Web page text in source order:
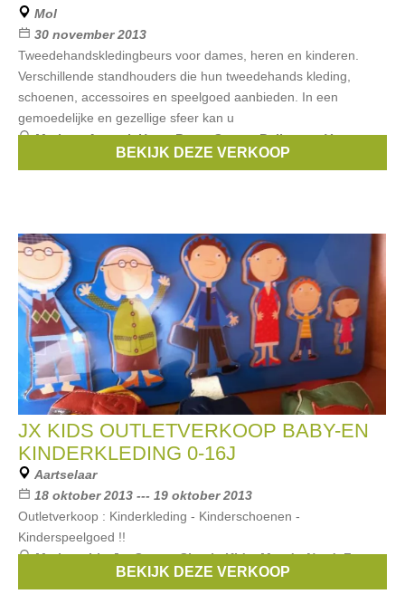
Mol
30 november 2013
Tweedehandskledingbeurs voor dames, heren en kinderen.
Verschillende standhouders die hun tweedehands kleding,
schoenen, accessoires en speelgoed aanbieden. In een
gemoedelijke en gezellige sfeer kan u
Merken:Armani,Hugo Boss,Scapa,Bellerose,Van
BEKIJK DEZE VERKOOP
JX KIDS OUTLETVERKOOP BABY-EN
KINDERKLEDING 0-16J
Aartselaar
18 oktober 2013 --- 19 oktober 2013
Outletverkoop : Kinderkleding - Kinderschoenen -
Kinderspeelgoed !!
Merken:Liu Jo,Scapa,Simple Kids,Mer du Nord,Zorra,
BEKIJK DEZE VERKOOP